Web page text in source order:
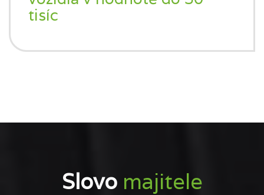
tisíc
Slovo majitele